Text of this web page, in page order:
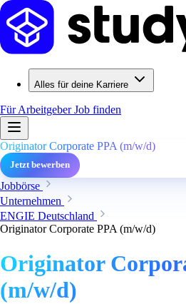
Alles für deine Karriere
Für ArbeitgeberJob finden
Originator Corporate PPA (m/w/d)
Jetzt bewerben
Jobbörse
Unternehmen
ENGIE Deutschland
Originator Corporate PPA (m/w/d)
Originator
(m/w/d)